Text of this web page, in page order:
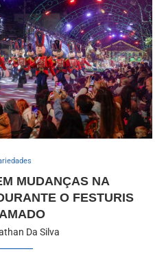
MUDANÇAS NA
O FESTURIS
Da Silva